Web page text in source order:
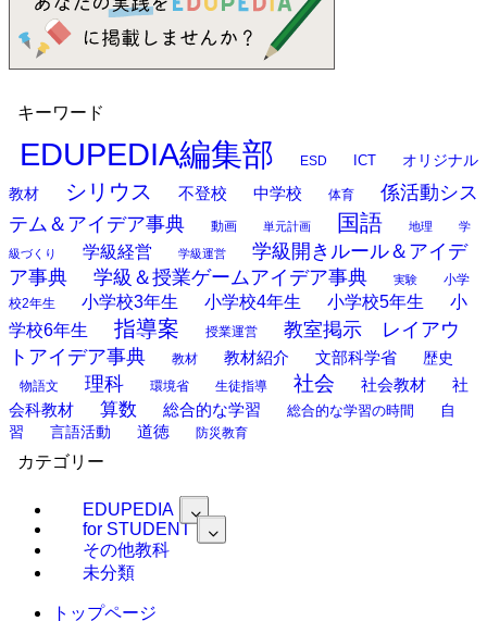
キーワード
EDUPEDIA編集部 ESD ICT
オリジナル
教材
シリウス 不登校 中学校 体育
係活動シス
テム＆アイデア事典
動画 単元計画 国語 地理 学
級づくり 学級経営 学級運営
学級開きルール＆アイデ
ア事典
学級＆授業ゲームアイデア事典 実験
小学
校2年生
小学校3年生 小学校4年生 小学校5年生
小
学校6年生
指導案 授業運営
教室掲示 レイアウ
トアイデア事典
教材 教材紹介 文部科学省 歴史
物語文 理科 環境省 生徒指導 社会 社会教材
社
会科教材
算数 総合的な学習 総合的な学習の時間
自
習
言語活動 道徳 防災教育
カテゴリー
EDUPEDIA
for STUDENT
その他教科
未分類
トップページ